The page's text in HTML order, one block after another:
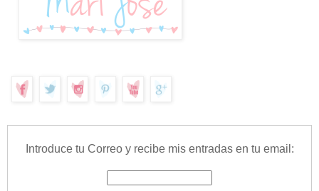
Introduce tu Correo y recibe mis entradas en tu email: